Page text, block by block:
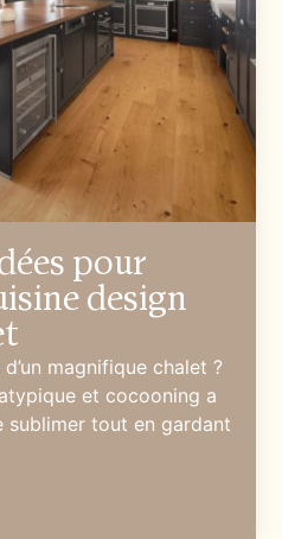
pour
design
magnifique chalet ?
et cocooning a
sublimer tout en gardant